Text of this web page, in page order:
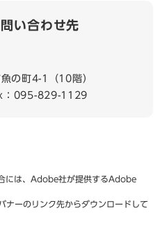
い合わせ先
の町4-1（10階）
：095-829-1129
には、Adobe社が提供するAdobe
ーのリンク先からダウンロードして